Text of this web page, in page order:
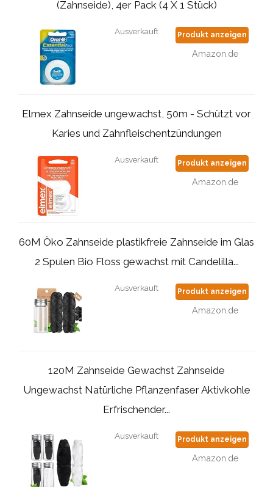
(Zahnseide), 4er Pack (4 X 1 Stück)
Ausverkauft Produkt anzeigen
Amazon.de
Elmex Zahnseide ungewachst, 50m - Schützt vor
Karies und Zahnfleischentzündungen
Ausverkauft Produkt anzeigen
Amazon.de
60M Öko Zahnseide plastikfreie Zahnseide im Glas
2 Spulen Bio Floss gewachst mit Candelilla...
Ausverkauft Produkt anzeigen
Amazon.de
120M Zahnseide Gewachst Zahnseide
Ungewachst Natürliche Pflanzenfaser Aktivkohle
Erfrischender...
Ausverkauft Produkt anzeigen
Amazon.de